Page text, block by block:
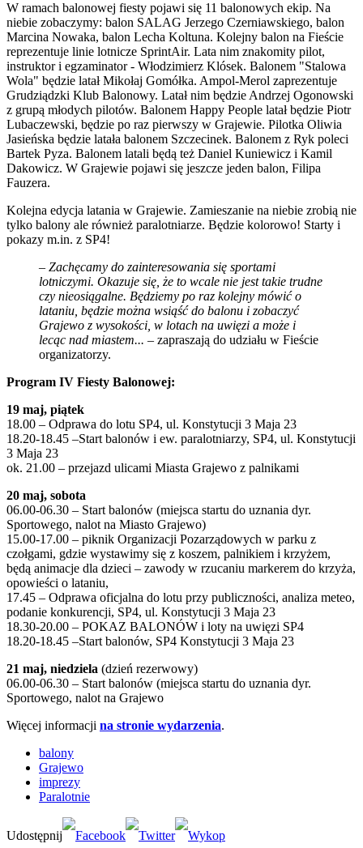
W ramach balonowej fiesty pojawi się 11 balonowych ekip. Na
niebie zobaczymy: balon SALAG Jerzego Czerniawskiego, balon
Marcina Nowaka, balon Lecha Koltuna. Kolejny balon na Fieście
reprezentuje linie lotnicze SprintAir. Lata nim znakomity pilot,
instruktor i egzaminator - Włodzimierz Klósek. Balonem "Stalowa
Wola" będzie latał Mikołaj Gomółka. Ampol-Merol zaprezentuje
Grudziądzki Klub Balonowy. Latał nim będzie Andrzej Ogonowski
z grupą młodych pilotów. Balonem Happy People latał będzie Piotr
Lubaczewski, będzie po raz pierwszy w Grajewie. Pilotka Oliwia
Jasieńska będzie latała balonem Szczecinek. Balonem z Ryk poleci
Bartek Pyza. Balonem latali będą też Daniel Kuniewicz i Kamil
Dakowicz. W Grajewie pojawi się jeszcze jeden balon, Filipa
Fauzera.
Kolejna edycja latania w Grajewie. Zamieszanie na niebie zrobią nie
tylko balony ale również paralotniarze. Będzie kolorowo! Starty i
pokazy m.in. z SP4!
– Zachęcamy do zainteresowania się sportami
lotniczymi. Okazuje się, że to wcale nie jest takie trudne
czy nieosiągalne. Będziemy po raz kolejny mówić o
lataniu, będzie można wsiąść do balonu i zobaczyć
Grajewo z wysokości, w lotach na uwięzi a może i
lecąc nad miastem... – zapraszają do udziału w Fieście
organizatorzy.
Program IV Fiesty Balonowej:
19 maj, piątek
18.00 – Odprawa do lotu SP4, ul. Konstytucji 3 Maja 23
18.20-18.45 –Start balonów i ew. paralotniarzy, SP4, ul. Konstytucji
3 Maja 23
ok. 21.00 – przejazd ulicami Miasta Grajewo z palnikami
20 maj, sobota
06.00-06.30 – Start balonów (miejsca startu do uznania dyr.
Sportowego, nalot na Miasto Grajewo)
15.00-17.00 – piknik Organizacji Pozarządowych w parku z
czołgami, gdzie wystawimy się z koszem, palnikiem i krzyżem,
będą animacje dla dzieci – zawody w rzucaniu markerem do krzyża,
opowieści o lataniu,
17.45 – Odprawa oficjalna do lotu przy publiczności, analiza meteo,
podanie konkurencji, SP4, ul. Konstytucji 3 Maja 23
18.30-20.00 – POKAZ BALONÓW i loty na uwięzi SP4
18.20-18.45 –Start balonów, SP4 Konstytucji 3 Maja 23
21 maj, niedziela (dzień rezerwowy)
06.00-06.30 – Start balonów (miejsca startu do uznania dyr.
Sportowego, nalot na Grajewo
Więcej informacji na stronie wydarzenia.
balony
Grajewo
imprezy
Paralotnie